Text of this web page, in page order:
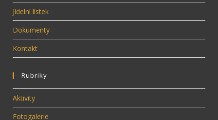
Jídelní lístek
Dokumenty
Kontakt
Rubriky
Aktivity
Fotogalerie